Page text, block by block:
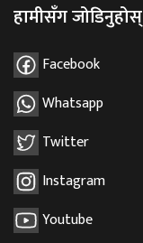
हामीसँग जोडिनुहोस्
Facebook
Whatsapp
Twitter
Instagram
Youtube